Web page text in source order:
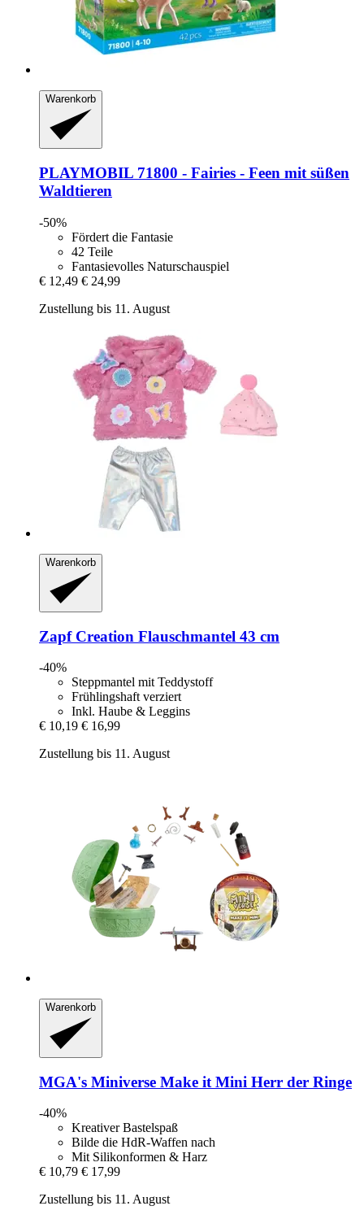
Warenkorb
PLAYMOBIL 71800 -​ Fairies -​ Feen mit süßen
Waldtieren
-50%
Fördert die Fantasie
42 Teile
Fantasievolles Naturschauspiel
€ 12,49 € 24,99
Zustellung bis 11. August
Warenkorb
Zapf Creation Flauschmantel 43 cm
-40%
Steppmantel mit Teddystoff
Frühlingshaft verziert
Inkl. Haube & Leggins
€ 10,19 € 16,99
Zustellung bis 11. August
Warenkorb
MGA's Miniverse Make it Mini Herr der Ringe
-40%
Kreativer Bastelspaß
Bilde die HdR-Waffen nach
Mit Silikonformen & Harz
€ 10,79 € 17,99
Zustellung bis 11. August